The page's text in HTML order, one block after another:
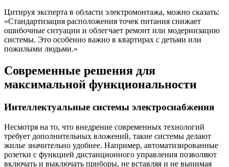
Цитируя эксперта в области электромонтажа, можно сказать:
«Стандартизация расположения точек питания снижает
ошибочные ситуации и облегчает ремонт или модернизацию
системы. Это особенно важно в квартирах с детьми или
пожилыми людьми.»
Современные решения для
максимальной функциональности
Интеллектуальные системы электроснабжения
Несмотря на то, что внедрение современных технологий
требует дополнительных вложений, такие системы делают
жилье значительно удобнее. Например, автоматизированные
розетки с функцией дистанционного управления позволяют
включать и выключать приборы, не вставляя и не вынимая